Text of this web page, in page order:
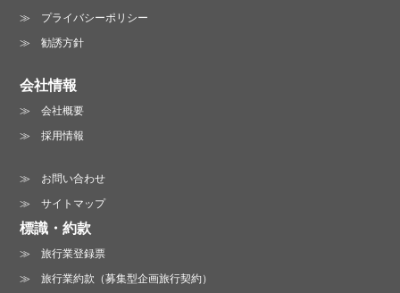
プライバシーポリシー
勧誘方針
会社情報
会社概要
採用情報
お問い合わせ
サイトマップ
標識・約款
旅行業登録票
旅行業約款（募集型企画旅行契約）